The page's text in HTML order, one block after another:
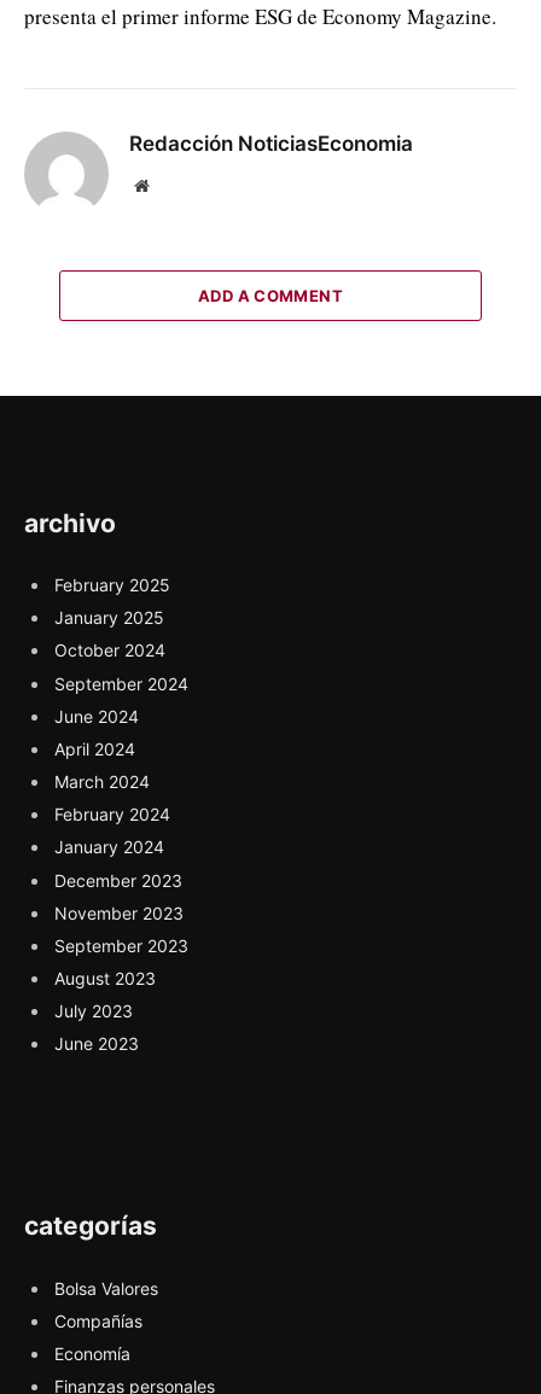
presenta el primer informe ESG de Economy Magazine.
Redacción NoticiasEconomia
Website
ADD A COMMENT
archivo
February 2025
January 2025
October 2024
September 2024
June 2024
April 2024
March 2024
February 2024
January 2024
December 2023
November 2023
September 2023
August 2023
July 2023
June 2023
categorías
Bolsa Valores
Compañías
Economía
Finanzas personales